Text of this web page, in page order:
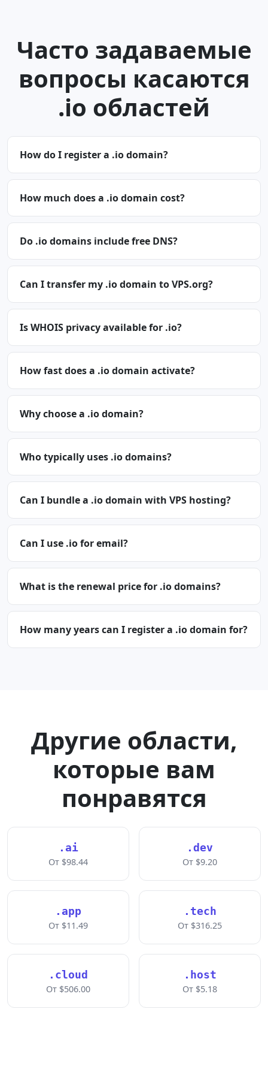
Часто задаваемые
вопросы касаются
.io областей
How do I register a .io domain?
How much does a .io domain cost?
Do .io domains include free DNS?
Can I transfer my .io domain to VPS.org?
Is WHOIS privacy available for .io?
How fast does a .io domain activate?
Why choose a .io domain?
Who typically uses .io domains?
Can I bundle a .io domain with VPS hosting?
Can I use .io for email?
What is the renewal price for .io domains?
How many years can I register a .io domain for?
Другие области,
которые вам
понравятся
.ai
От $98.44
.dev
От $9.20
.app
От $11.49
.tech
От $316.25
.cloud
От $506.00
.host
От $5.18